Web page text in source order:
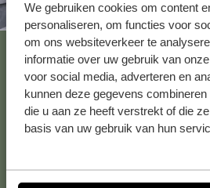
We gebruiken cookies om content
personaliseren, om functies voor
om ons websiteverkeer te
informatie over uw gebruik van
voor social media, adverteren en
kunnen deze gegevens
die u aan ze heeft verstrekt of die
basis van uw gebruik van hun
Toujours à
Voir les 62 magasins
Service